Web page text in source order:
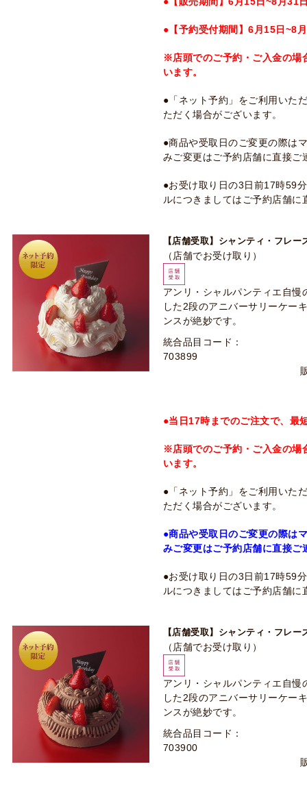
●【予約受付期間】6月15日~8
※店頭でのご予約・ご入金の場
います。
●「ネット予約」をご利用いた
ただく場合がございます。
●商品や受取日のご変更の際は
みご変更はご予約店舗に直接ご
●お受け取り日の3日前17時59
ルにつきましてはご予約店舗に
【店舗受取】シャンティ・フレー
（店舗でお受け取り）
アンリ・シャルパンティエ自
した2段のアニバーサリーケー
ンスが絶妙です。
統合品目コード：
703899
●当日17時までのご注文で、最
※店頭でのご予約・ご入金の場
います。
●「ネット予約」をご利用いた
ただく場合がございます。
●商品や受取日のご変更の際は
みご変更はご予約店舗に直接ご
●お受け取り日の3日前17時59
ルにつきましてはご予約店舗に
【店舗受取】シャンティ・フレ
（店舗でお受け取り）
アンリ・シャルパンティエ自
した2段のアニバーサリーケー
ンスが絶妙です。
統合品目コード：
703900